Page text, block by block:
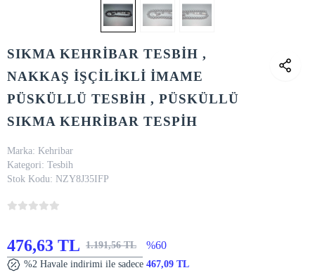
SIKMA KEHRİBAR TESBİH ,
NAKKAŞ İŞÇİLİKLİ İMAME
PÜSKÜLLÜ TESBİH , PÜSKÜLLÜ
SIKMA KEHRİBAR TESPİH
Marka: Kehribar
Kategori: Tesbih
Stok Kodu: NZY8J35IFP
476,63 TL 1.191,56 TL %60
%2 Havale indirimi ile sadece 467,09 TL